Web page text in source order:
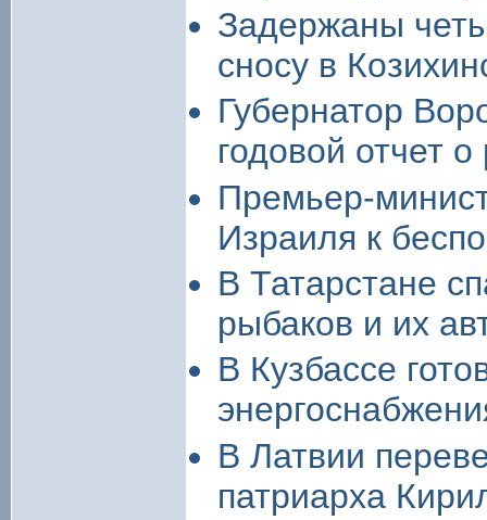
Задержаны
сносу в
Губернатор
годовой отчет
Премьер-
Израиля к
В Татарстане
рыбаков и их
В Кузбассе
В Латвии
патриарха